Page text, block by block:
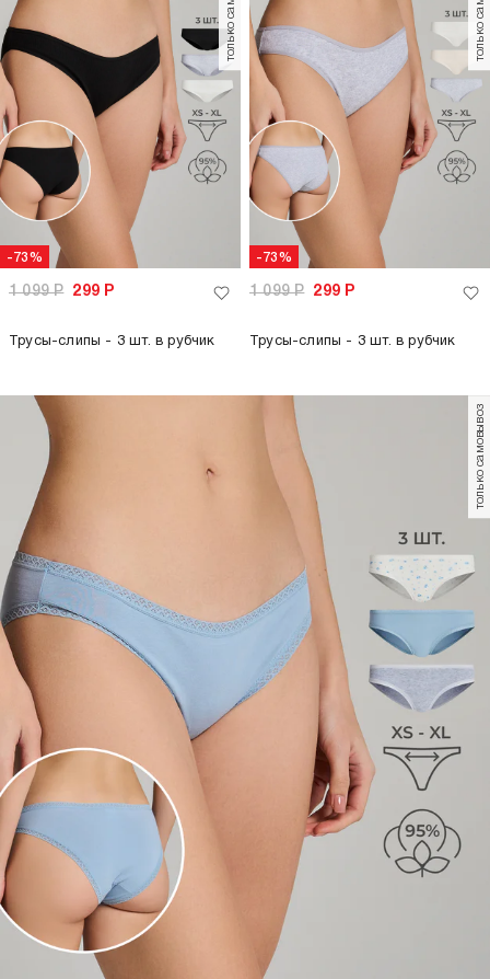
-73%
1 099Р 299 Р
Трусы-слипы - 3 шт. в рубчик
-73%
1 099Р 299 Р
Трусы-слипы - 3 шт. в рубчик
только самовывоз